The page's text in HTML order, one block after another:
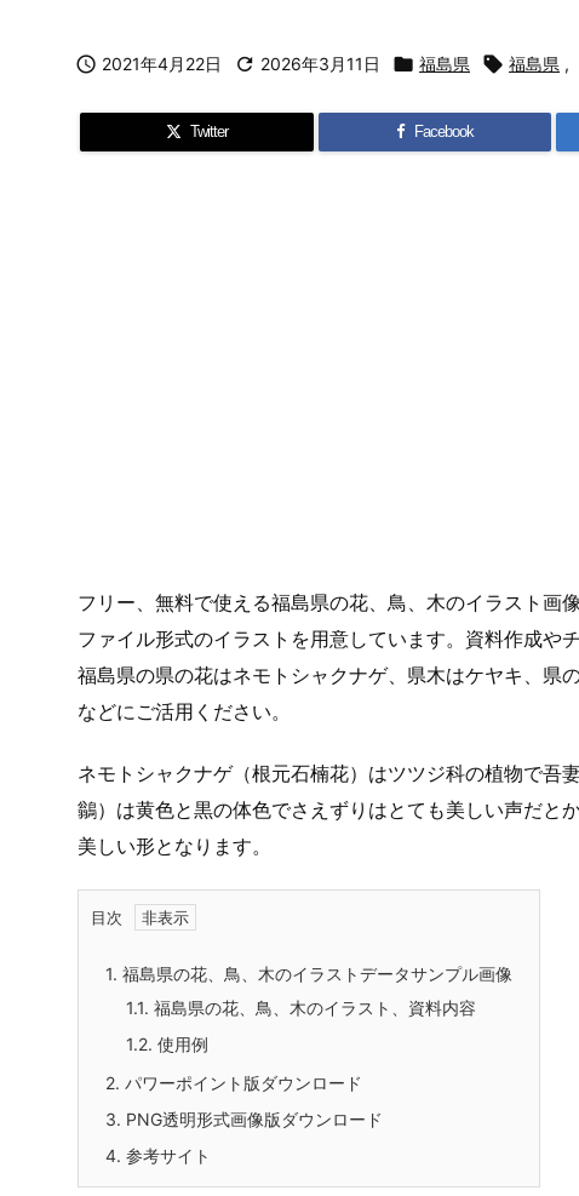
 2021年4月22日  2026年3月11日  福島県  福島県 ,
Twitter Facebook
フリー、無料で使える福島県の花、鳥、木のイラスト画
ファイル形式のイラストを用意しています。資料作成や
福島県の県の花はネモトシャクナゲ、県木はケヤキ、県
などにご活用ください。
ネモトシャクナゲ（根元石楠花）はツツジ科の植物で吾
鶲）は黄色と黒の体色でさえずりはとても美しい声だと
美しい形となります。
目次
1. 福島県の花、鳥、木のイラストデータサンプル画像
1.1. 福島県の花、鳥、木のイラスト、資料内容
1.2. 使用例
2. パワーポイント版ダウンロード
3. PNG透明形式画像版ダウンロード
4. 参考サイト